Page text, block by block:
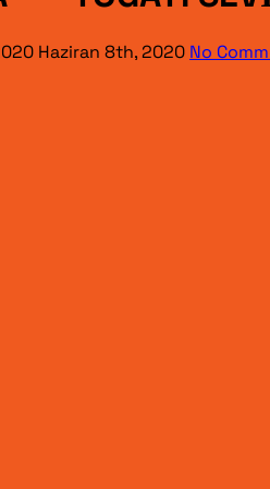
Haziran 8th, 2020 No